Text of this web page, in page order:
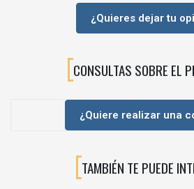
defectos de cráteres u ojos de pez.
Procesos en los que exista riesgo de
Preparar la pintura o barniz según las
fabricante (mezcla con endurecedor y
habitual entre
Mezclar cuidadosamente hasta
¿Quieres dejar tu
CONSULTAS SOBRE EL
¿Quiere realizar una
TAMBIÉN TE PUEDE